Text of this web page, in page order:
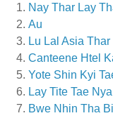
Nay Thar Lay
Au
Lu Lal Asia Thar
Canteene Htel
Yote Shin Kyi
Lay Tite Tae
Bwe Nhin Tha